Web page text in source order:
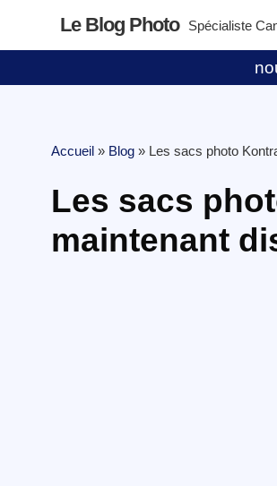
Le Blog Photo Spécialiste
Accueil » Blog » Les sacs photo
Les sacs
maintenant